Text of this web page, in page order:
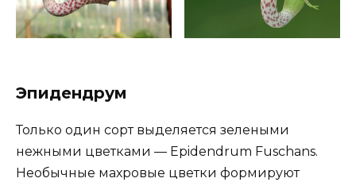
Эпидендрум
Только один сорт выделяется зелеными
нежными цветками — Epidendrum Fuschans.
Необычные махровые цветки формируют